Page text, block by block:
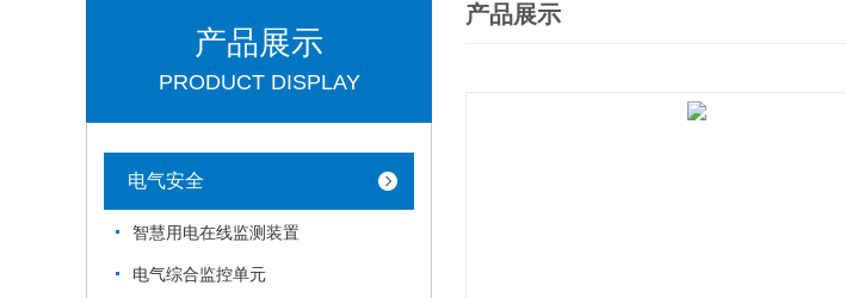
产品展示
PRODUCT DISPLAY
电气安全
智慧用电在线监测装置
电气综合监控单元
产品展示